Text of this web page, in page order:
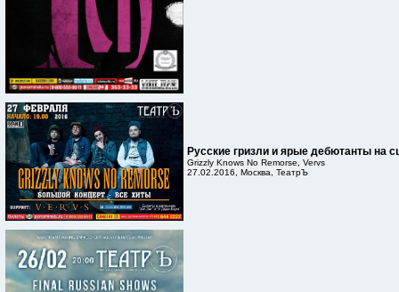
Русские гризли и ярые дебютанты на
Grizzly Knows No Remorse, Vervs
27.02.2016, Москва, ТеатрЪ